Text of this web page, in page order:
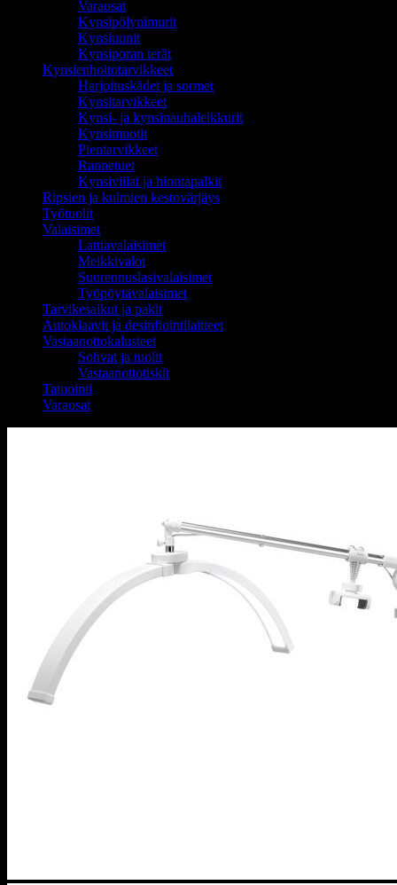
Varaosat
Kynsipölynimurit
Kynsiuunit
Kynsiporan terät
Kynsienhoitotarvikkeet
Harjoituskädet ja sormet
Kynsitarvikkeet
Kynsi- ja kynsinauhaleikkurit
Kynsimuotit
Pientarvikkeet
Rannetuet
Kynsiviilat ja hiontapalkit
Ripsien ja kulmien kestovärjäys
Työtuolit
Valaisimet
Lattiavalaisimet
Meikkivalot
Suurennuslasivalaisimet
Työpöytävalaisimet
Tarvikesalkut ja pakit
Autoklaavit ja desinfiointilaitteet
Vastaanottokalusteet
Sohvat ja tuolit
Vastaanottotiskit
Tatuointi
Varaosat